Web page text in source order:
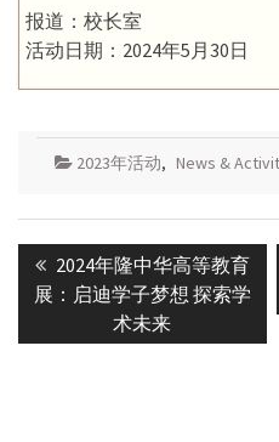
报道：校长室
活动日期：2024年5月30日
2023年活动, News &
Post
navigation
Previous
post:
2024年隆中华高等教育
展：启迪学子梦想 探索学
术未来